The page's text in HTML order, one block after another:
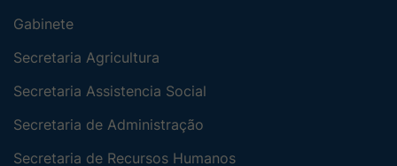
Gabinete
Secretaria Agricultura
Secretaria Assistencia Social
Secretaria de Administração
Secretaria de Recursos Humanos